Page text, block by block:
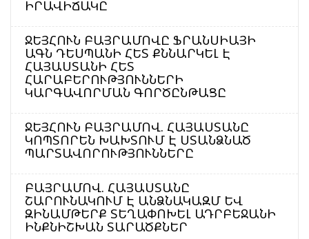
ԻՐԱՎԻՃԱԿԸ
ՋԵՅՀՈՒՆ ԲԱՅՐԱՄՈՎԸ ՖՐԱՆՍԻԱՅԻ
ԱԳՆ ԴԵՍՊԱՆԻ ՀԵՏ ՔՆՆԱՐԿԵԼ Է
ՀԱՅԱՍՏԱՆԻ ՀԵՏ
ՀԱՐԱԲԵՐՈՒԹՅՈՒՆՆԵՐԻ
ԿԱՐԳԱՎՈՐՄԱՆ ԳՈՐԾԸՆԹԱՑԸ
ՋԵՅՀՈՒՆ ԲԱՅՐԱՄՈՎ. ՀԱՅԱՍՏԱՆԸ
ԿՈՊՏՈՐԵՆ ԽԱԽՏՈՒՄ Է ՍՏԱՆՁՆԱԾ
ՊԱՐՏԱՎՈՐՈՒԹՅՈՒՆՆԵՐԸ
ԲԱՅՐԱՄՈՎ. ՀԱՅԱՍՏԱՆԸ
ՇԱՐՈՒՆԱԿՈՒՄ Է ԱՆՁՆԱԿԱԶՄ ԵՎ
ԶԻՆԱՄԹԵՐՔ ՏԵՂԱՓՈԽԵԼ ԱԴՐԲԵՋԱՆԻ
ԻՆՔՆԻՇԽԱՆ ՏԱՐԱԾՔՆԵՐ